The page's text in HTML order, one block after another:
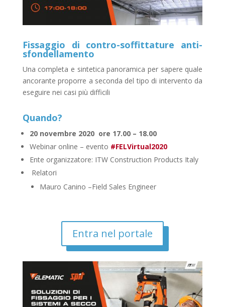
Fissaggio di contro-soffittature anti-
sfondellamento
Una completa e sintetica panoramica per sapere quale
ancorante proporre a seconda del tipo di intervento da
eseguire nei casi più difficili
Quando?
20 novembre 2020 ore 17.00 – 18.00
Webinar online – evento #FELVirtual2020
Ente organizzatore: ITW Construction Products Italy
Relatori
Mauro Canino –Field Sales Engineer
Entra nel portale